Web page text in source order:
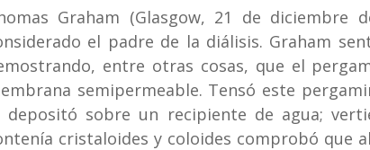
Graham (Glasgow, 21 de diciembre
el padre de la diálisis. Graham
entre otras cosas, que el
semipermeable. Tensó este
depositó sobre un recipiente de agua;
cristaloides y coloides comprobó que